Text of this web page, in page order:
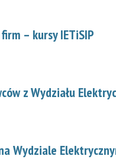
– kursy IETiSIP
z Wydziału
Wydziale